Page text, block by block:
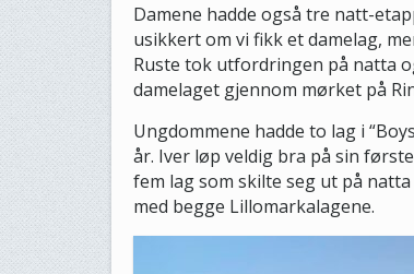
Damene hadde også tre natt-
usikkert om vi fikk et damelag,
Ruste tok utfordringen på natta
damelaget gjennom mørket på
Ungdommene hadde to lag i
år. Iver løp veldig bra på sin
fem lag som skilte seg ut på
med begge Lillomarkalagene.